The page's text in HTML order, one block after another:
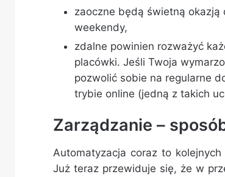
zaoczne będą świetną okazją
weekendy,
zdalne powinien rozważyć
placówki. Jeśli Twoja
pozwolić sobie na regularne
trybie online (jedną z takich
Zarządzanie –
Automatyzacja coraz to
Już teraz przewiduje się, że w